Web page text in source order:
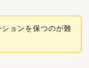
ョンを保つのが難